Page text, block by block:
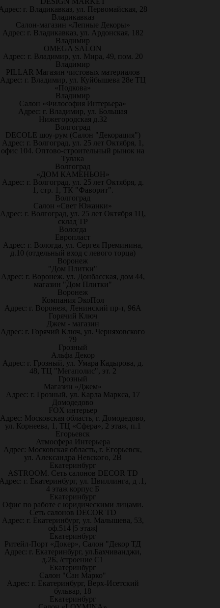
г. Владикавказ, ул. Первомайская, 28
Владикавказ
Салон-магазин «Лепные Декоры»
Адрес: г. Владикавказ, ул. Ардонская, 182
Владимир
OMEGA SALON
Адрес: г. Владимир, ул. Мира, 49, пом. 20
Владимир
PILLAR Магазин чистовых материалов
Адрес: г. Владимир, ул. Куйбышева 28е ТЦ
«Подкова»
Владимир
Салон «Философия Интерьера»
Адрес: г. Владимир, ул. Большая
Нижегородская д.32
Волгоград
DECOLE шоу-рум (Салон "Декорация")
Адрес: г. Волгоград, ул. 25 лет Октября, 1,
офис 104. Оптово-строительный рынок на
Тулака
Волгоград
«ДОМ КАМЕНЬОН»
Адрес: г. Волгоград, ул. 25 лет Октября, д.
1, стр. 1, ТК "Фаворит".
Волгоград
Салон «Свет Южанки»
Адрес: г. Волгоград, ул. 25 лет Октября 1Ц,
склад ТР
Вологда
Европласт
Адрес: г. Вологда, ул. Сергея Преминина,
д.10 (отдельный вход с левого торца)
Воронеж
"Дом Плитки"
Адрес: г. Воронеж. ул. Донбасская, дом 44,
магазин "Дом Плитки"
Воронеж
Компания ЭкоПол
Адрес: г. Воронеж, Ленинский пр-т, 96А
Горячий Ключ
Джем - магазин
Адрес: г. Горячий Ключ, ул. Черняховского
79
Грозный
Альфа Декор
Адрес: г. Грозный, ул. Умара Кадырова, д.
48, ТЦ "Мегаполис", эт. 2
Грозный
Магазин «Джем»
Адрес: г. Грозный, ул. Карла Маркса, 17
Домодедово
FOX интерьер
Адрес: Московская область, г. Домодедово,
ул. Корнеева, 1, ТЦ «Сфера», 2 этаж, п.1
Егорьевск
Атмосфера Интерьера
Адрес: Московская область, г. Егорьевск,
ул. Александра Невского, 2В
Екатеринбург
ASTROOM. Сеть салонов DECOR TD
г. Екатеринбург, ул. Цвиллинга, д .1,
4 этаж корпус Б
Екатеринбург
Офис по работе с юридическими лицами.
Сеть салонов DECOR TD
Адрес: г. Екатеринбург, ул. Малышева, 53,
оф.514 |5 этаж|
Екатеринбург
Ритейл-Порт «Докер», Салон "Декор ТД
Адрес: г. Екатеринбург, ул.Бахчиванджи,
д.2Б, /строение С1
Екатеринбург
Салон "Сан Марко"
Адрес: г. Екатеринбург, Верх-Исетский
бульвар, 18
Екатеринбург